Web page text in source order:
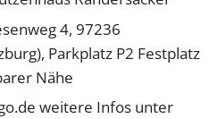
4, 97236
Parkplatz P2 Festplatz
Nähe
weitere Infos unter